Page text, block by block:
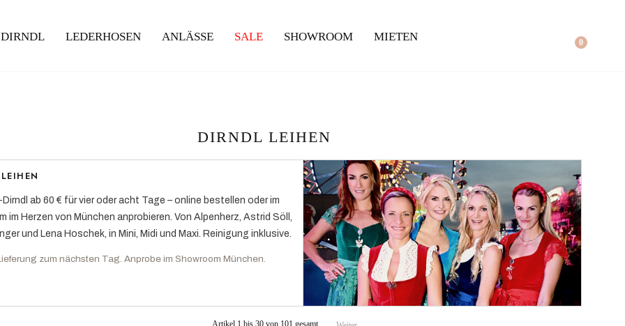
DIRNDL LEDERHOSEN ANLÄSSE SALE SHOWROOM MIETEN 0
DIRNDL LEIHEN
ab 60 € für vier oder acht Tage – online bestellen oder im
im Herzen von München anprobieren. Von Alpenherz, Astrid Söll,
und Lena Hoschek, in Mini, Midi und Maxi. Reinigung inklusive.
zum nächsten Tag. Anprobe im Showroom München.